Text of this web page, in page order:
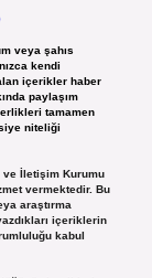
veya şahıs
kendi
içerikler haber
paylaşım
tamamen
niteliği
ve İletişim Kurumu
vermektedir. Bu
araştırma
içeriklerin
kabul